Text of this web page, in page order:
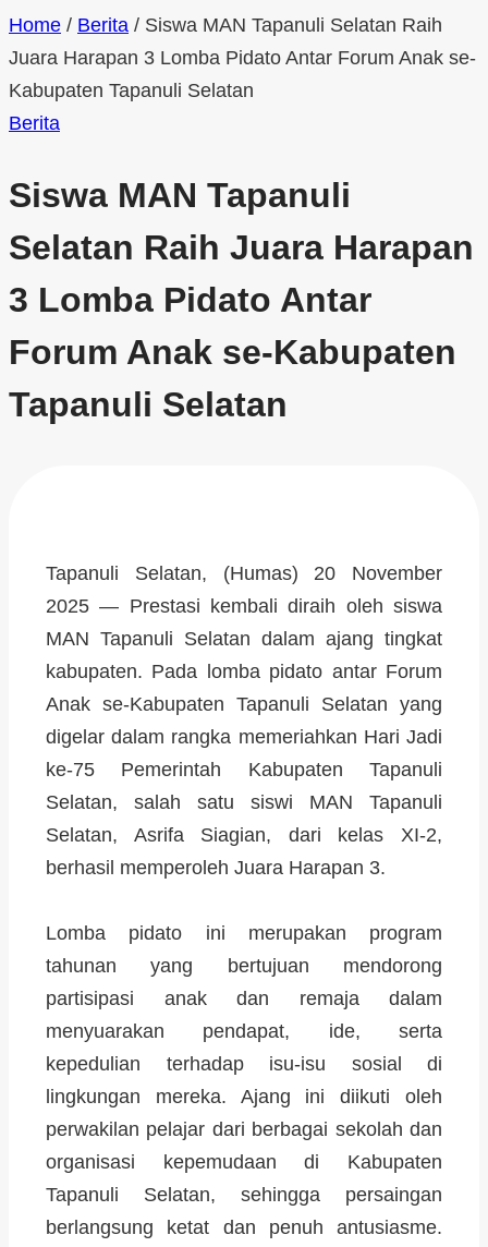
Home / Berita / Siswa MAN Tapanuli Selatan Raih
Juara Harapan 3 Lomba Pidato Antar Forum Anak se-
Kabupaten Tapanuli Selatan
Berita
Siswa MAN Tapanuli
Selatan Raih Juara Harapan
3 Lomba Pidato Antar
Forum Anak se-Kabupaten
Tapanuli Selatan
Tapanuli Selatan, (Humas) 20 November
2025 — Prestasi kembali diraih oleh siswa
MAN Tapanuli Selatan dalam ajang tingkat
kabupaten. Pada lomba pidato antar Forum
Anak se-Kabupaten Tapanuli Selatan yang
digelar dalam rangka memeriahkan Hari Jadi
ke-75 Pemerintah Kabupaten Tapanuli
Selatan, salah satu siswi MAN Tapanuli
Selatan, Asrifa Siagian, dari kelas XI-2,
berhasil memperoleh Juara Harapan 3.
Lomba pidato ini merupakan program
tahunan yang bertujuan mendorong
partisipasi anak dan remaja dalam
menyuarakan pendapat, ide, serta
kepedulian terhadap isu-isu sosial di
lingkungan mereka. Ajang ini diikuti oleh
perwakilan pelajar dari berbagai sekolah dan
organisasi kepemudaan di Kabupaten
Tapanuli Selatan, sehingga persaingan
berlangsung ketat dan penuh antusiasme.